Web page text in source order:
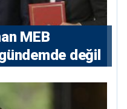
MEB
değil